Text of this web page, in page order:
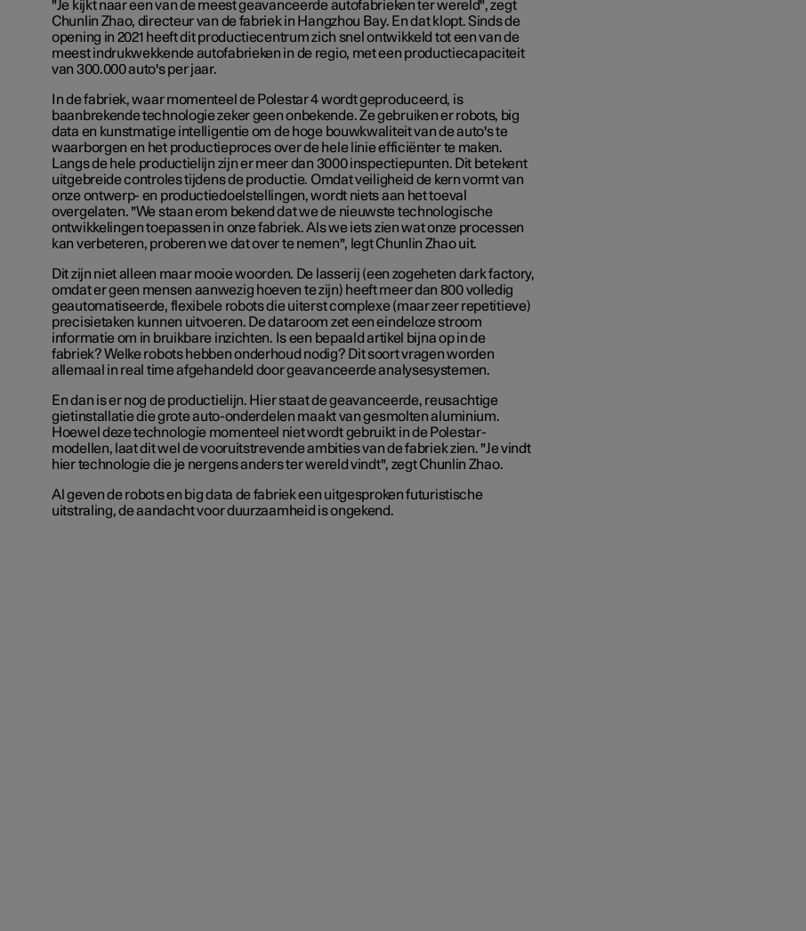
"Je kijkt naar een van de meest geavanceerde autofabrieken ter wereld", zegt
Chunlin Zhao, directeur van de fabriek in Hangzhou Bay. En dat klopt. Sinds de
opening in 2021 heeft dit productiecentrum zich snel ontwikkeld tot een van de
meest indrukwekkende autofabrieken in de regio, met een productiecapaciteit
van 300.000 auto's per jaar.
In de fabriek, waar momenteel de Polestar 4 wordt geproduceerd, is
baanbrekende technologie zeker geen onbekende. Ze gebruiken er robots, big
data en kunstmatige intelligentie om de hoge bouwkwaliteit van de auto's te
waarborgen en het productieproces over de hele linie efficiënter te maken.
Langs de hele productielijn zijn er meer dan 3000 inspectiepunten. Dit betekent
uitgebreide controles tijdens de productie. Omdat veiligheid de kern vormt van
onze ontwerp- en productiedoelstellingen, wordt niets aan het toeval
overgelaten. "We staan erom bekend dat we de nieuwste technologische
ontwikkelingen toepassen in onze fabriek. Als we iets zien wat onze processen
kan verbeteren, proberen we dat over te nemen", legt Chunlin Zhao uit.
Dit zijn niet alleen maar mooie woorden. De lasserij (een zogeheten dark factory,
omdat er geen mensen aanwezig hoeven te zijn) heeft meer dan 800 volledig
geautomatiseerde, flexibele robots die uiterst complexe (maar zeer repetitieve)
precisietaken kunnen uitvoeren. De dataroom zet een eindeloze stroom
informatie om in bruikbare inzichten. Is een bepaald artikel bijna op in de
fabriek? Welke robots hebben onderhoud nodig? Dit soort vragen worden
allemaal in real time afgehandeld door geavanceerde analysesystemen.
En dan is er nog de productielijn. Hier staat de geavanceerde, reusachtige
gietinstallatie die grote auto-onderdelen maakt van gesmolten aluminium.
Hoewel deze technologie momenteel niet wordt gebruikt in de Polestar-
modellen, laat dit wel de vooruitstrevende ambities van de fabriek zien. "Je vindt
hier technologie die je nergens anders ter wereld vindt", zegt Chunlin Zhao.
Al geven de robots en big data de fabriek een uitgesproken futuristische
uitstraling, de aandacht voor duurzaamheid is ongekend.